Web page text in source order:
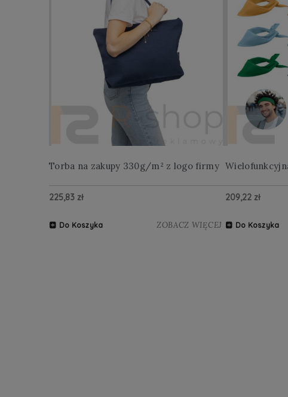
Torba na zakupy 330g/m² z logo firmy
225,83 zł
Do Koszyka ZOBACZ WIĘCEJ
209,22 zł
Do Koszyka